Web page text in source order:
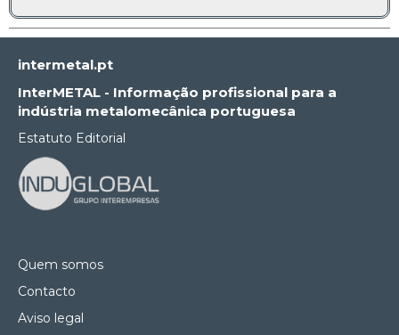
intermetal.pt
InterMETAL - Informação profissional para a
indústria metalomecânica portuguesa
Estatuto Editorial
Quem somos
Contacto
Aviso legal